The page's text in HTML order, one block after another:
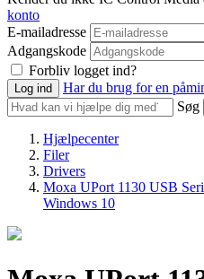
konto
E-mailadresse
Adgangskode
Forbliv logget ind?
Har du brug for en
Søg
Hjælpecenter
Filer
Drivers
Moxa UPort 1130 USB
Windows 10